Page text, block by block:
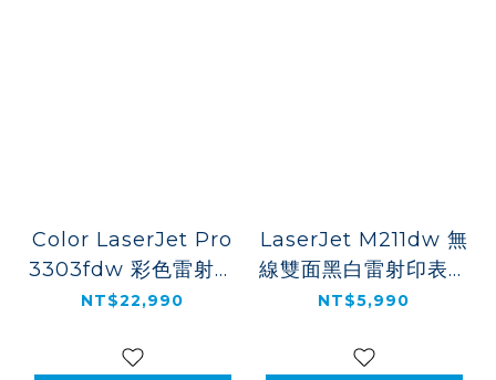
Color LaserJet Pro
3303fdw 彩色雷射多
功能事務機(499M8A)
NT$22,990
LaserJet M211dw 無
線雙面黑白雷射印表機
(9YF83A)
NT$5,990